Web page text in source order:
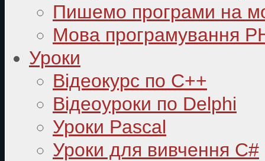
Пишемо програми на
Мова програмування
Уроки
Відеокурс по С++
Відеоуроки по Delphi
Уроки Pascal
Уроки для вивчення C#